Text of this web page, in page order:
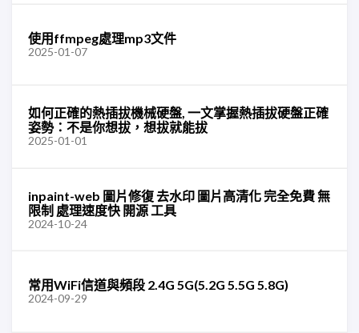
使用ffmpeg處理mp3文件
2025-01-07
如何正確的熱插拔機械硬盤, 一文掌握熱插拔硬盤正確
姿勢：不是你想拔，想拔就能拔
2025-01-01
inpaint-web 圖片修復 去水印 圖片高清化 完全免費 無
限制 處理速度快 開源 工具
2024-10-24
常用WiFi信道與頻段 2.4G 5G(5.2G 5.5G 5.8G)
2024-09-29